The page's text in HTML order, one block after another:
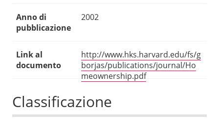
Anno di
pubblicazione
2002
Link al
documento
http://www.hks.harvard.edu/fs/g
borjas/publications/journal/Ho
meownership.pdf
Classificazione